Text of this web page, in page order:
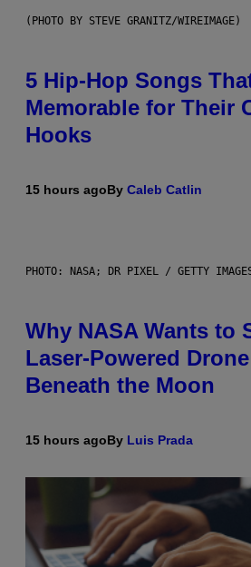
(PHOTO BY STEVE GRANITZ/WIREIMAGE)
5 Hip-Hop Songs
Memorable for Their
Hooks
15 hours agoBy Caleb Catlin
PHOTO: NASA; DR PIXEL / GETTY
Why NASA Wants to
Laser-Powered
Beneath the Moon
15 hours agoBy Luis Prada